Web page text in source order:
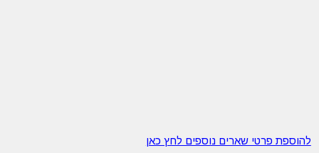
להוספת פרטי שארים נוספים לחץ כאן